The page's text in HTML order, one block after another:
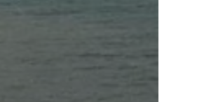
Für Gewerbekunden
Kfz-Versicherung für
Restschuldversicherung